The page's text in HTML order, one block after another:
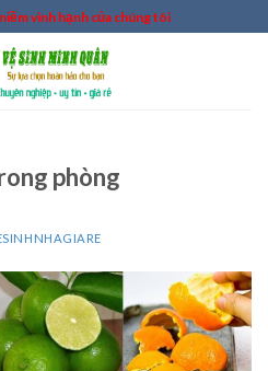
vinh hạnh của chúng tôi
phòng